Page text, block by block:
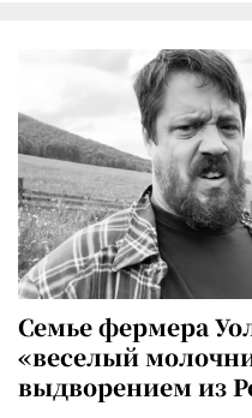
Семье фермера
«веселый
выдворением из